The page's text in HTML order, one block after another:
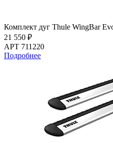
Комплект дуг Thule WingBar
21 550 ₽
АРТ 711220
Подробнее